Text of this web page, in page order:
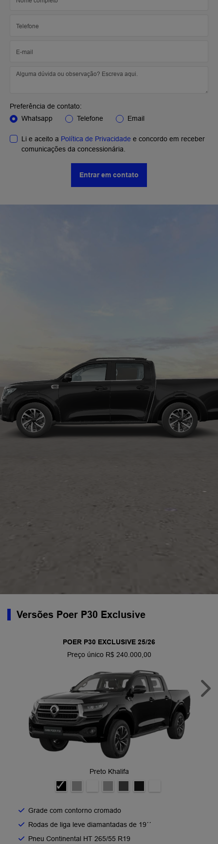
Preferência de contato:
Whatsapp
Telefone Email
Li e aceito a Política de Privacidade e concordo em receber
comunicações da concessionária.
Entrar em contato
Versões Poer P30 Exclusive
POER P30 EXCLUSIVE 25/26
Preço único R$ 240.000,00
Preto Khalifa
Grade com contorno cromado​
Rodas de liga leve diamantadas de 19´´​
Pneu Continental HT 265/55 R19​